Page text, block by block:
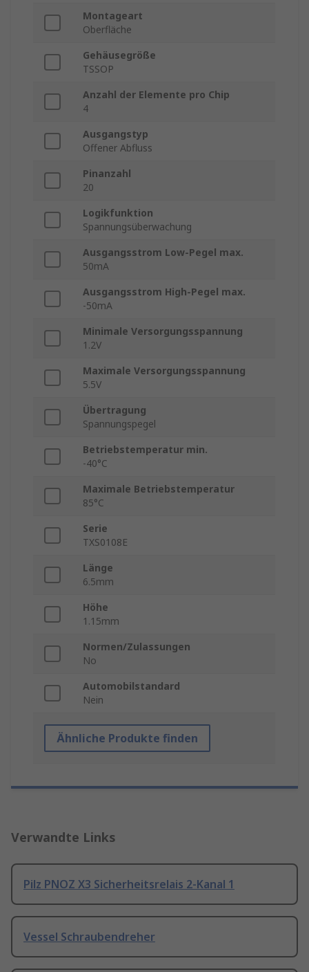
Montageart
Oberfläche
Gehäusegröße
TSSOP
Anzahl der Elemente pro Chip
4
Ausgangstyp
Offener Abfluss
Pinanzahl
20
Logikfunktion
Spannungsüberwachung
Ausgangsstrom Low-Pegel max.
50mA
Ausgangsstrom High-Pegel max.
-50mA
Minimale Versorgungsspannung
1.2V
Maximale Versorgungsspannung
5.5V
Übertragung
Spannungspegel
Betriebstemperatur min.
-40°C
Maximale Betriebstemperatur
85°C
Serie
TXS0108E
Länge
6.5mm
Höhe
1.15mm
Normen/Zulassungen
No
Automobilstandard
Nein
Ähnliche Produkte finden
Verwandte Links
Pilz PNOZ X3 Sicherheitsrelais 2-Kanal 1
Vessel Schraubendreher